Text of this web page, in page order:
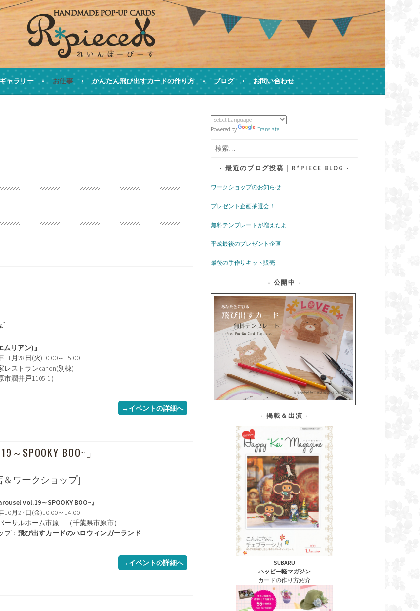
れいんぼーぴーす)
ギャラリー お仕事 かんたん飛び出すカードの作り方 ブログ お問い合わせ
]
ムリアン)』
11月28日(火)10:00～15:00
レストランcanon(別棟)
市潤井戸1105-1）
→イベントの詳細へ
～SPOOKY BOO~」
＆ワークショップ]
vol.19～SPOOKY BOO~』
10月27日(金)10:00～14:00
ーサルホーム市原 （千葉県市原市）
プ： 飛び出すカードのハロウィンガーランド
→イベントの詳細へ
Powered by
Translate
索:
最近のブログ投稿 | R*PIECE BLOG
ワークショップのお知らせ
プレゼント企画抽選会！
無料テンプレートが増えたよ
平成最後のプレゼント企画
最後の手作りキット販売
公開中
掲載＆出演
SUBARU
ハッピー軽マガジン
カードの作り方紹介